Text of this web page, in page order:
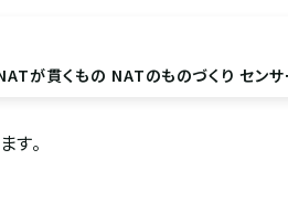
が貫くもの NATのものづくり セン
。